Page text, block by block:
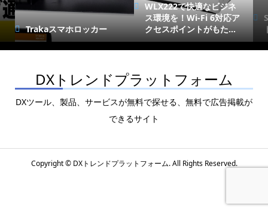
Trakaスマホロッカー
WLX222で快適なビジネ
ス環境を！Wi-Fi 6対応ア
クセスポイントがもた...
DXトレンドプラットフォーム
DXツール、製品、サービスが無料で探せる、無料で広告掲載が
できるサイト
Copyright ©DXトレンドプラットフォーム. All Rights Reserved.